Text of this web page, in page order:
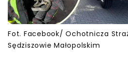
Fot. Facebook/ Ochotnicza
Sędziszowie Małopolskim